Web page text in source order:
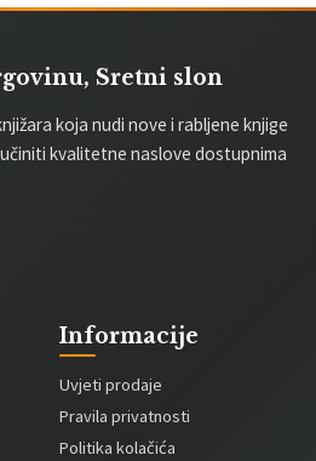
Sretni slon
koja nudi nove i rabljene knjige
kvalitetne naslove dostupnima
Informacije
Uvjeti prodaje
Pravila privatnosti
Politika kolačića